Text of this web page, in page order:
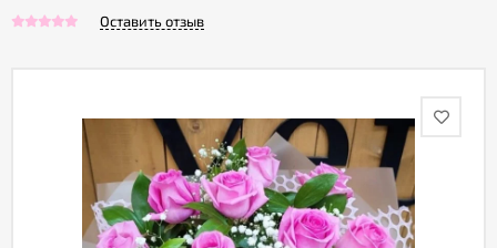
оформить
Оставить отзыв